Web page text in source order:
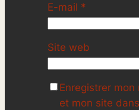
E-mail *
Site web
Enregistrer
et mon site